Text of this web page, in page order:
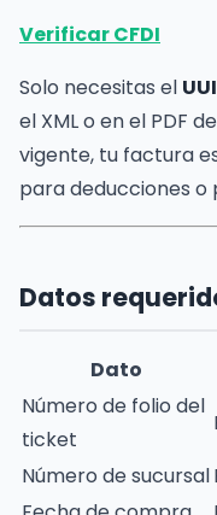
Verificar CFDI
Solo necesitas el
el XML o en el PDF
vigente, tu factura
para deducciones
Datos
Dato
Número de folio del
ticket
Número de sucursal